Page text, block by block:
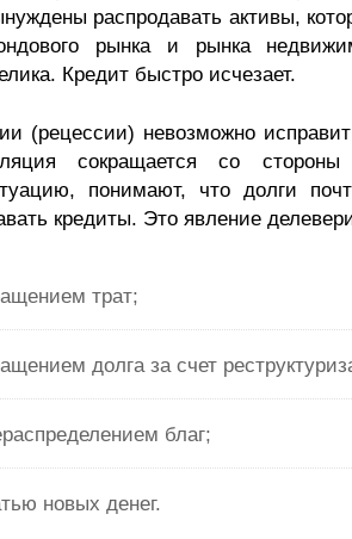
распродавать активы,
рынка и рынка
Кредит быстро исчезает.
(рецессии) невозможно
сокращается со
понимают, что долги
кредиты. Это явление
трат;
долга за счет
благ;
новых денег.